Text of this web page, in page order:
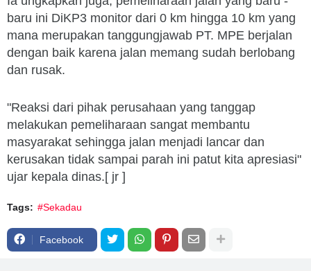
baru ini DiKP3 monitor dari 0 km hingga 10 km yang
mana merupakan tanggungjawab PT. MPE berjalan
dengan baik karena jalan memang sudah berlobang
dan rusak.
"Reaksi dari pihak perusahaan yang tanggap
melakukan pemeliharaan sangat membantu
masyarakat sehingga jalan menjadi lancar dan
kerusakan tidak sampai parah ini patut kita apresiasi"
ujar kepala dinas.[ jr ]
Tags: #Sekadau
Facebook